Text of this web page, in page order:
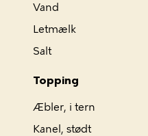
Vand
Letmælk
Salt
Topping
Æbler, i tern
Kanel, stødt